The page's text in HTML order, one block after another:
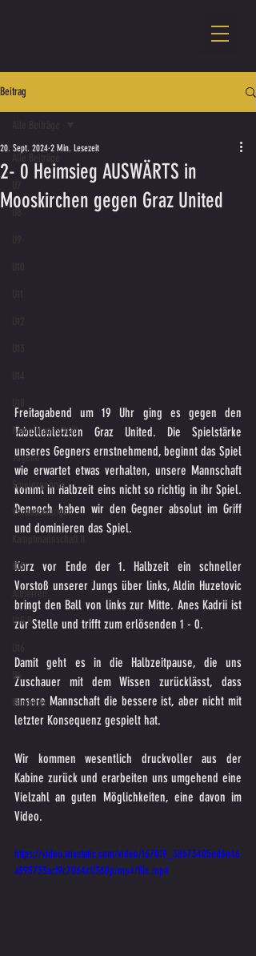
Beitrag
Alle Beiträge
U8
Kampfmannschaft
Jugend
Spielergebnis
Veranstaltungen
U15
Altherren
U15 B
U6
Bambinis
2- 0 Heimsieg AUSWÄRTS in
Mooskirchen gegen Graz United
20. Sept. 2024 2 Min. Lesezeit
Freitagabend um 19 Uhr ging es gegen den
Tabellenletzten Graz United. Die Spielstärke
unseres Gegners ernstnehmend, beginnt das Spiel
wie erwartet etwas verhalten, unsere Mannschaft
kommt in Halbzeit eins nicht so richtig in ihr Spiel.
Dennoch haben wir den Gegner absolut im Griff
und dominieren das Spiel.
Kurz vor Ende der 1. Halbzeit ein schneller
Vorstoß unserer Jungs über links, Aldin Huzetovic
bringt den Ball von links zur Mitte. Anes Kadrii ist
zur Stelle und trifft zum erlösenden 1 - 0.
Damit geht es in die Halbzeitpause, die uns
Zuschauer mit dem Wissen zurücklässt, dass
unsere Mannschaft die bessere ist, aber nicht mit
letzter Konsequenz gespielt hat.
Wir kommen wesentlich druckvoller aus der
Kabine zurück und erarbeiten uns umgehend eine
Vielzahl an guten Möglichkeiten, eine davon im
Video.
https://video.wixstatic.com/video/167019_38b73405ed6e46
a395733acf9c7064cf/360p/mp4/file.mp4